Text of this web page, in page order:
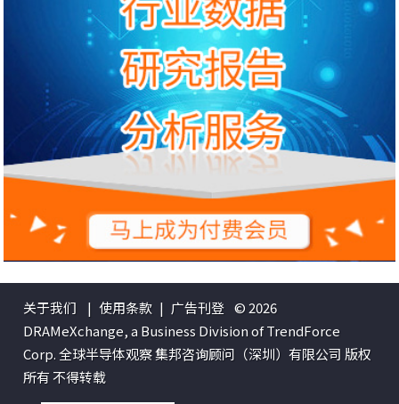
关于我们 | 使用条款 | 广告刊登 © 2026
DRAMeXchange, a Business Division of TrendForce
Corp. 全球半导体观察 集邦咨询顾问（深圳）有限公司 版权
所有 不得转载